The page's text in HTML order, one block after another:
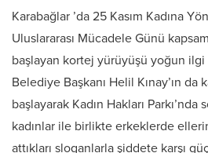
Karabağlar ’da 25 Kasım Kadına
Uluslararası Mücadele Günü
başlayan kortej yürüyüşü yoğun
Belediye Başkanı Helil Kınay’ın da
başlayarak Kadın Hakları
kadınlar ile birlikte erkeklerde
attıkları sloganlarla şiddete karşı